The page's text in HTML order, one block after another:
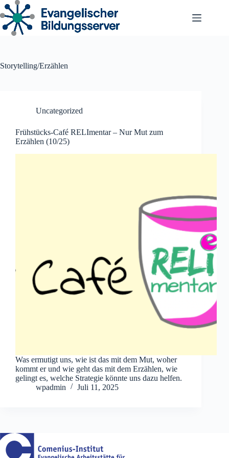
Zum
Inhalt
springen
Storytelling/Erzählen
Uncategorized
Frühstücks-Café RELImentar – Nur Mut zum
Erzählen (10/25)
Was ermutigt uns, wie ist das mit dem Mut, woher
kommt er und wie geht das mit dem Erzählen, wie
gelingt es, welche Strategie könnte uns dazu helfen.
wpadmin
Juli 11, 2025